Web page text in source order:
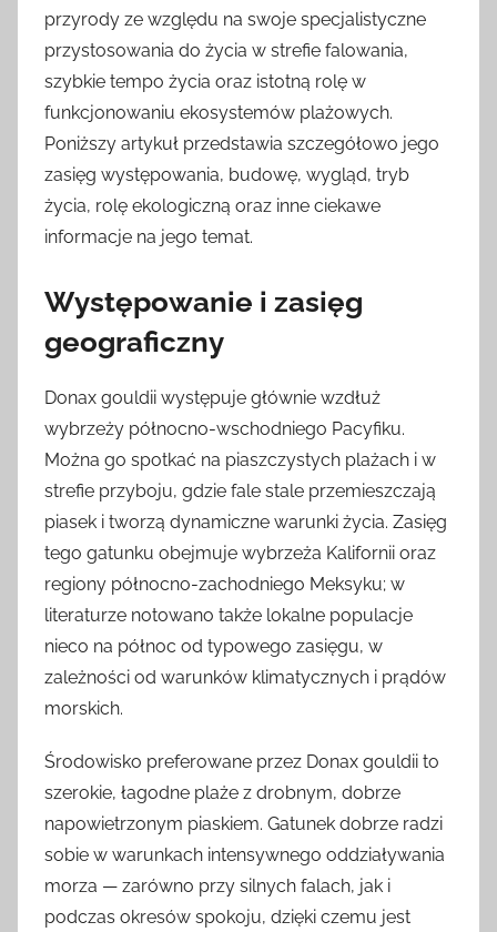
przyrody ze względu na swoje specjalistyczne
przystosowania do życia w strefie falowania,
szybkie tempo życia oraz istotną rolę w
funkcjonowaniu ekosystemów plażowych.
Poniższy artykuł przedstawia szczegółowo jego
zasięg występowania, budowę, wygląd, tryb
życia, rolę ekologiczną oraz inne ciekawe
informacje na jego temat.
Występowanie i zasięg
geograficzny
Donax gouldii występuje głównie wzdłuż
wybrzeży północno-wschodniego Pacyfiku.
Można go spotkać na piaszczystych plażach i w
strefie przyboju, gdzie fale stale przemieszczają
piasek i tworzą dynamiczne warunki życia. Zasięg
tego gatunku obejmuje wybrzeża Kalifornii oraz
regiony północno-zachodniego Meksyku; w
literaturze notowano także lokalne populacje
nieco na północ od typowego zasięgu, w
zależności od warunków klimatycznych i prądów
morskich.
Środowisko preferowane przez Donax gouldii to
szerokie, łagodne plaże z drobnym, dobrze
napowietrzonym piaskiem. Gatunek dobrze radzi
sobie w warunkach intensywnego oddziaływania
morza — zarówno przy silnych falach, jak i
podczas okresów spokoju, dzięki czemu jest